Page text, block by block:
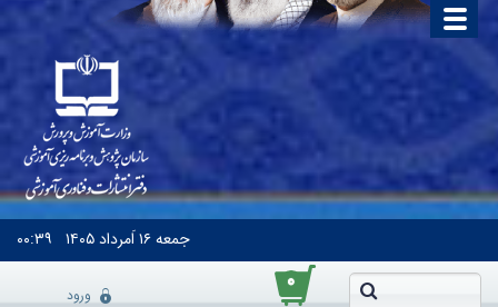
جمعه۱۶ اَمرداد ۱۴۰۵ ۰۰:۳۹
۰
ورود